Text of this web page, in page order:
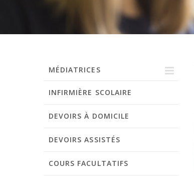
MÉDIATRICES
Demande d'entretien pour les
INFIRMIÈRE SCOLAIRE
DEVOIRS À DOMICILE
DEVOIRS ASSISTÉS
COURS FACULTATIFS